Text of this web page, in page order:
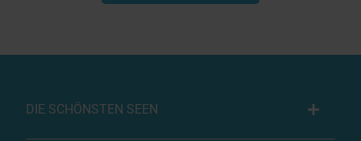
DIE SCHÖNSTEN SEEN